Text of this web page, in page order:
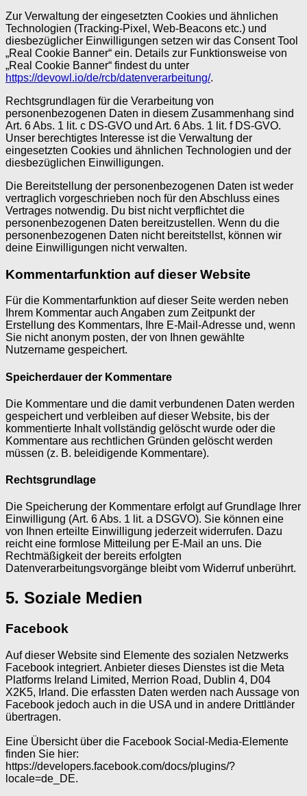
Zur Verwaltung der eingesetzten Cookies und ähnlichen
Technologien (Tracking-Pixel, Web-Beacons etc.) und
diesbezüglicher Einwilligungen setzen wir das Consent Tool
„Real Cookie Banner“ ein. Details zur Funktionsweise von
„Real Cookie Banner“ findest du unter
https://devowl.io/de/rcb/datenverarbeitung/.
Rechtsgrundlagen für die Verarbeitung von
personenbezogenen Daten in diesem Zusammenhang sind
Art. 6 Abs. 1 lit. c DS-GVO und Art. 6 Abs. 1 lit. f DS-GVO.
Unser berechtigtes Interesse ist die Verwaltung der
eingesetzten Cookies und ähnlichen Technologien und der
diesbezüglichen Einwilligungen.
Die Bereitstellung der personenbezogenen Daten ist weder
vertraglich vorgeschrieben noch für den Abschluss eines
Vertrages notwendig. Du bist nicht verpflichtet die
personenbezogenen Daten bereitzustellen. Wenn du die
personenbezogenen Daten nicht bereitstellst, können wir
deine Einwilligungen nicht verwalten.
Kommentarfunktion auf dieser Website
Für die Kommentarfunktion auf dieser Seite werden neben
Ihrem Kommentar auch Angaben zum Zeitpunkt der
Erstellung des Kommentars, Ihre E-Mail-Adresse und, wenn
Sie nicht anonym posten, der von Ihnen gewählte
Nutzername gespeichert.
Speicherdauer der Kommentare
Die Kommentare und die damit verbundenen Daten werden
gespeichert und verbleiben auf dieser Website, bis der
kommentierte Inhalt vollständig gelöscht wurde oder die
Kommentare aus rechtlichen Gründen gelöscht werden
müssen (z. B. beleidigende Kommentare).
Rechtsgrundlage
Die Speicherung der Kommentare erfolgt auf Grundlage Ihrer
Einwilligung (Art. 6 Abs. 1 lit. a DSGVO). Sie können eine
von Ihnen erteilte Einwilligung jederzeit widerrufen. Dazu
reicht eine formlose Mitteilung per E-Mail an uns. Die
Rechtmäßigkeit der bereits erfolgten
Datenverarbeitungsvorgänge bleibt vom Widerruf unberührt.
5. Soziale Medien
Facebook
Auf dieser Website sind Elemente des sozialen Netzwerks
Facebook integriert. Anbieter dieses Dienstes ist die Meta
Platforms Ireland Limited, Merrion Road, Dublin 4, D04
X2K5, Irland. Die erfassten Daten werden nach Aussage von
Facebook jedoch auch in die USA und in andere Drittländer
übertragen.
Eine Übersicht über die Facebook Social-Media-Elemente
finden Sie hier:
https://developers.facebook.com/docs/plugins/?
locale=de_DE.